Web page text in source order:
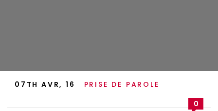
07TH AVR, 16
PRISE DE PAROLE
0